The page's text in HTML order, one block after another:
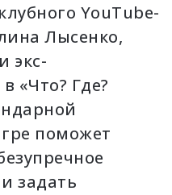
YouTube-
Лысенко,
экс-
«Что? Где?
поможет
задать